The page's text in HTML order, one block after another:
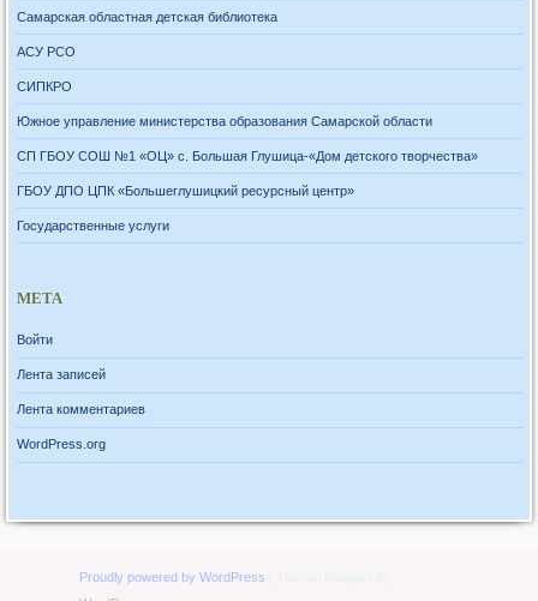
Самарская областная детская библиотека
АСУ РСО
СИПКРО
Южное управление министерства образования Самарской области
СП ГБОУ СОШ №1 «ОЦ» с. Большая Глушица-«Дом детского творчества»
ГБОУ ДПО ЦПК «Большеглушицкий ресурсный центр»
Государственные услуги
МЕТА
Войти
Лента записей
Лента комментариев
WordPress.org
Proudly powered by WordPress